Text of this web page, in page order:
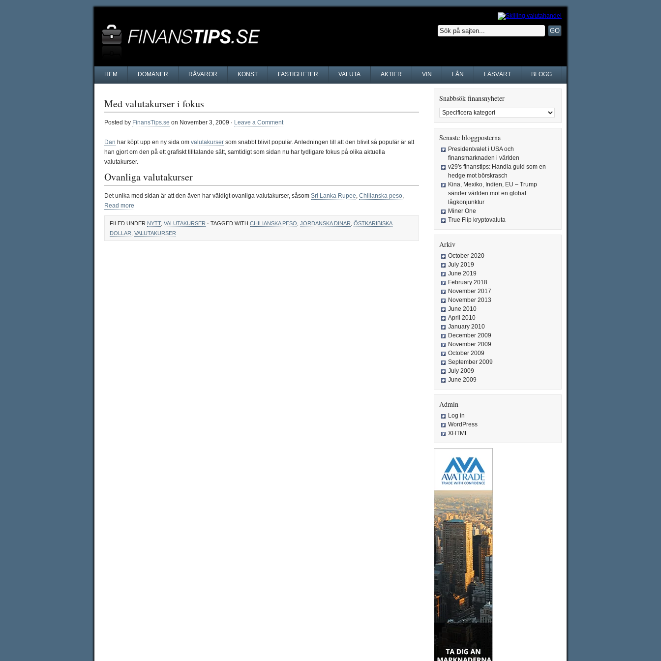
HEM DOMÄNER RÅVAROR KONST FASTIGHETER VALUTA AKTIER VIN LÅN LÄSVÄRT BLOGG
Med valutakurser i fokus
Posted by FinansTips.se on November 3, 2009 · Leave a Comment
Dan har köpt upp en ny sida om valutakurser som snabbt blivit populär. Anledningen till att den blivit så populär är att
han gjort om den på ett grafiskt tilltalande sätt, samtidigt som sidan nu har tydligare fokus på olika aktuella
valutakurser.
Ovanliga valutakurser
Det unika med sidan är att den även har väldigt ovanliga valutakurser, såsom Sri Lanka Rupee, Chilianska peso,
Read more
FILED UNDER NYTT, VALUTAKURSER · TAGGED WITH CHILIANSKA PESO JORDANSKA DINAR ÖSTKARIBISKA
DOLLAR VALUTAKURSER
Snabbsök finansnyheter
Senaste bloggposterna
Presidentvalet i USA och
finansmarknaden i världen
v29′s finanstips: Handla guld som en
hedge mot börskrasch
Kina, Mexiko, Indien, EU – Trump
sänder världen mot en global
lågkonjunktur
Miner One
True Flip kryptovaluta
Arkiv
October 2020
July 2019
June 2019
February 2018
November 2017
November 2013
June 2010
April 2010
January 2010
December 2009
November 2009
October 2009
September 2009
July 2009
June 2009
Admin
Log in
WordPress
XHTML